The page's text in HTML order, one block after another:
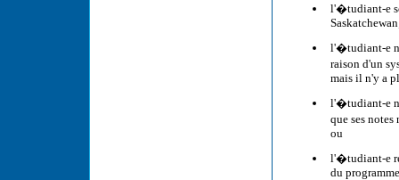
l'�tudiant-e
l'�tudiant-e
raison d'un
mais il n'y a
l'�tudiant-e
que ses
ou
l'�tudiant-e
du